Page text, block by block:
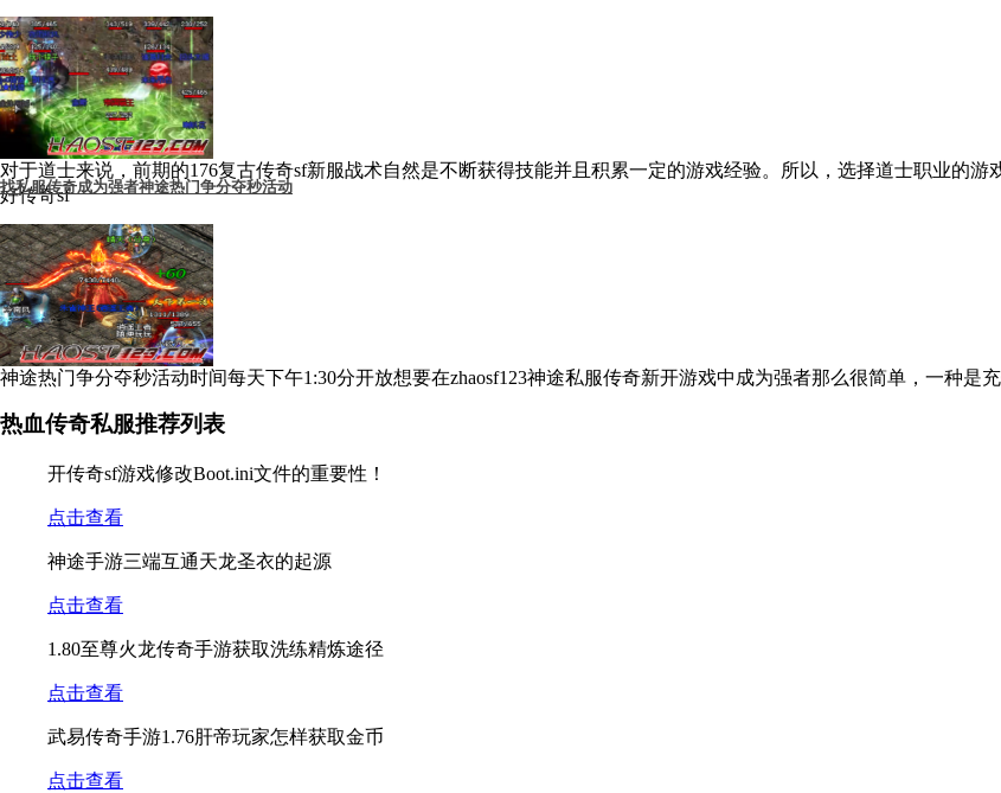
对于道士来说，前期的176复古传奇sf新服战术自然是不断获得技能并且积累一定的游戏经验。所以，选择道士职业的
好传奇sf
找私服传奇成为强者神途热门争分夺秒活动
神途热门争分夺秒活动时间每天下午1:30分开放想要在zhaosf123神途私服传奇新开游戏中成为强者那么很简单，一种是
热血传奇私服推荐列表
开传奇sf游戏修改Boot.ini文件的重要性！
点击查看
神途手游三端互通天龙圣衣的起源
点击查看
1.80至尊火龙传奇手游获取洗练精炼途径
点击查看
武易传奇手游1.76肝帝玩家怎样获取金币
点击查看